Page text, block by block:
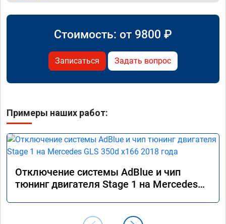
Стоимость: от 9800 ₽
Записаться Задать вопрос
Примеры наших работ:
Отключение системы AdBlue и чип
тюнинг двигателя Stage 1 на Mercedes